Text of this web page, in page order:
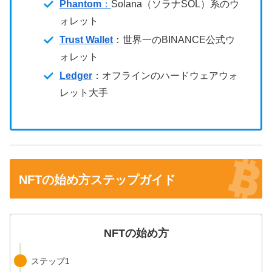
Phantom： Solana（ソラナSOL）系のウ
ォレット
Trust Wallet：世界一のBINANCE公式ウ
ォレット
Ledger：オフラインのハードウェアウォ
レット大手
NFTの始め方ステップガイド
NFTの始め方
ステップ1